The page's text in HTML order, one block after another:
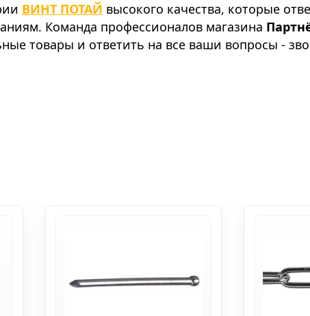
ВИНТ ПОТАЙ высокого качества, которые
Команда профессионалов магазина
товары и ответить на все ваши вопросы -